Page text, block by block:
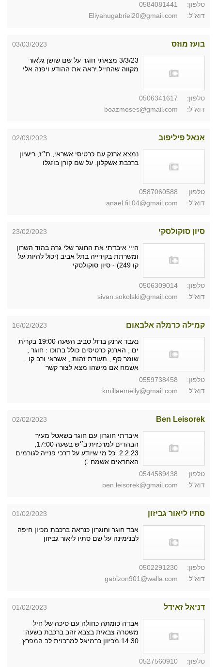
טלפון:
דוא"ל:
Eliyahugabriel20@gmail.com
בועז מוזס 03/03/2023
3/3/23 מצאתי חוגר על שם שושן גלאור
מקווה שהחייל יראה את ההודע ויפנה אלי
טלפון:
דוא"ל:
boazmoses@gmail.com
אנאל פיליפוב 02/03/2023
נמצא ארנק עם כרטיסי אשראי, ת״ז, רישיון
ברכבת אשקלון. על שם קורן בוזגלו
טלפון:
דוא"ל:
anael.fil.04@gmail.com
סיון סוקולסקי 23/02/2023
הייי איבדתי את החוגר שלי גרה בהוד השרון
ומשרתת בקירייה בתל אביב (יכול להיות על
קו 249) - סיון סוקולסקי
טלפון:
דוא"ל:
sivan.sokolski@gmail.com
קמילה כרמלה אלבאום 16/02/2023
נאבד ארנק ברזל סביב השעה 19:00 בקרית
ים , הארנק כרטיסים כולל בתוכו : חוגר ,
שומר סף , תעודת זהות , אשראי ורב קו .
אשמח אם מישהו מצא לצור קשר
טלפון:
דוא"ל:
kmillaemelly@gmail.com
Ben Leisorek
02/02/2023
איבדתי חוגרון עם חוגר בשאטל מעיר
2.2.23. כל מי שיודע על דרכי פנייה לגורמים
האחראים אשמח :)
טלפון:
דוא"ל:
ben.leisorek@gmail.com
סתיו ליאור גביזון 01/02/2023
אבד חוגר וחוגרון כנראה ברכבת מכיון חיפה
לבנימינה על שם סתיו ליאור גביזון
טלפון:
דוא"ל:
gabizon901@walla.com
דניאל זאידל 01/02/2023
אבדה כומתה כחולה עם סיכה של חיל
משטרה צבאית בצבא זהב ברכבת בשעה
14:30 מכיוון כרמיאל למרכזית לב המפרץ
טלפון: